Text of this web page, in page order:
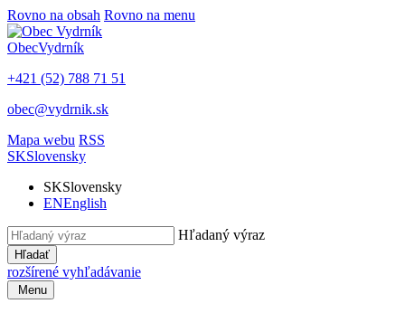
Rovno na obsah Rovno na menu
ObecVydrník
+421 (52) 788 71 51
obec@vydrnik.sk
Mapa webu RSS
SKSlovensky
SKSlovensky
ENEnglish
Hľadaný výraz
Hľadať
rozšírené vyhľadávanie
Menu